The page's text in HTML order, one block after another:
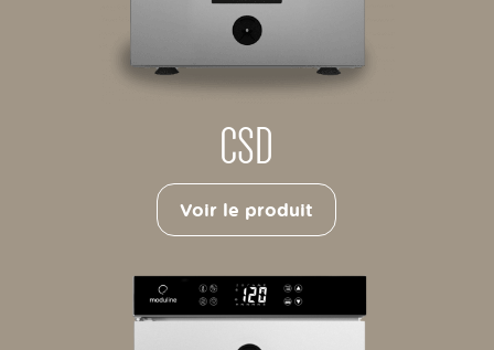
CSD
Voir le produit